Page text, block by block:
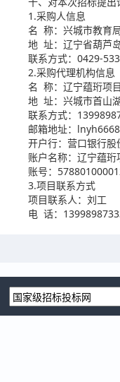
1.采购人信息
名 称：兴城市教育
地 址：辽宁省葫芦
联系方式：0429-
2.采购代理机构信息
名 称：辽宁蕴珩项
地 址：兴城市首山
联系方式：
邮箱地址：
开户行：营口银行
账户名称：辽宁蕴
账号：
3.项目联系方式
项目联系人：刘工
电 话：